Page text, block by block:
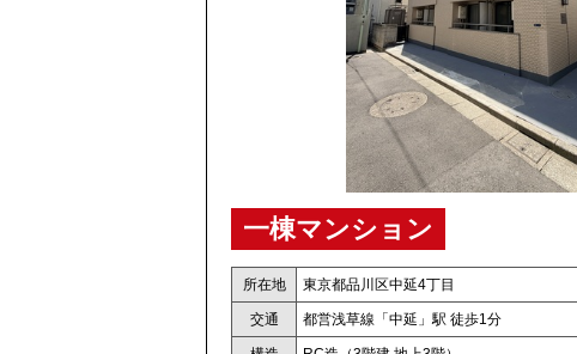
一棟マンション
所在地 東京都品川区中延4丁目
交通 都営浅草線「中延」駅 徒歩1分